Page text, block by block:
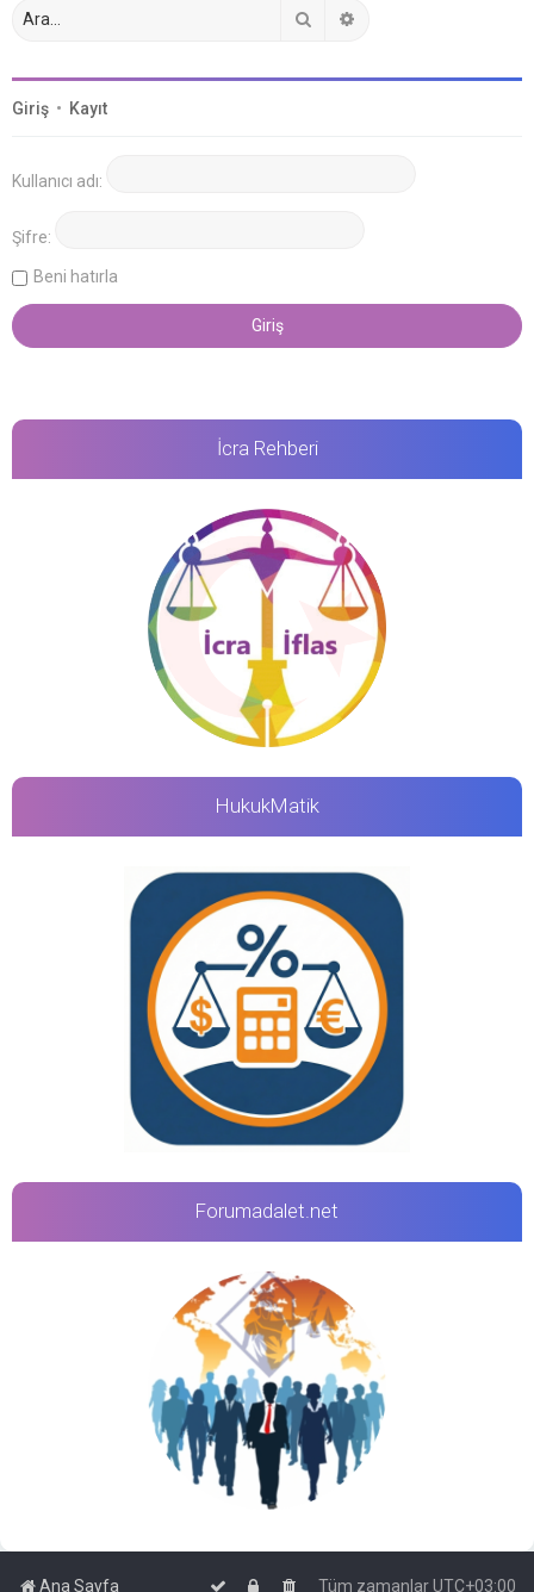
Giriş • Kayıt
Kullanıcı adı:
Şifre:
Beni hatırla
İcra Rehberi
HukukMatik
Forumadalet.net
Ana Sayfa Tüm zamanlarUTC+03:00